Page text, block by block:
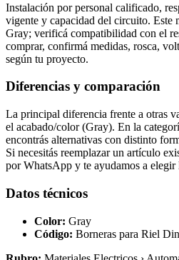
Instalación por personal calificado,
vigente y capacidad del circuito. Este
Gray; verificá compatibilidad con el
comprar, confirmá medidas, rosca,
según tu proyecto.
Diferencias y comparación
La principal diferencia frente a otras
el acabado/color (Gray). En la
encontrás alternativas con distinto
Si necesitás reemplazar un artículo
por WhatsApp y te ayudamos a elegir
Datos técnicos
Color: Gray
Código: Borneras para Riel Din